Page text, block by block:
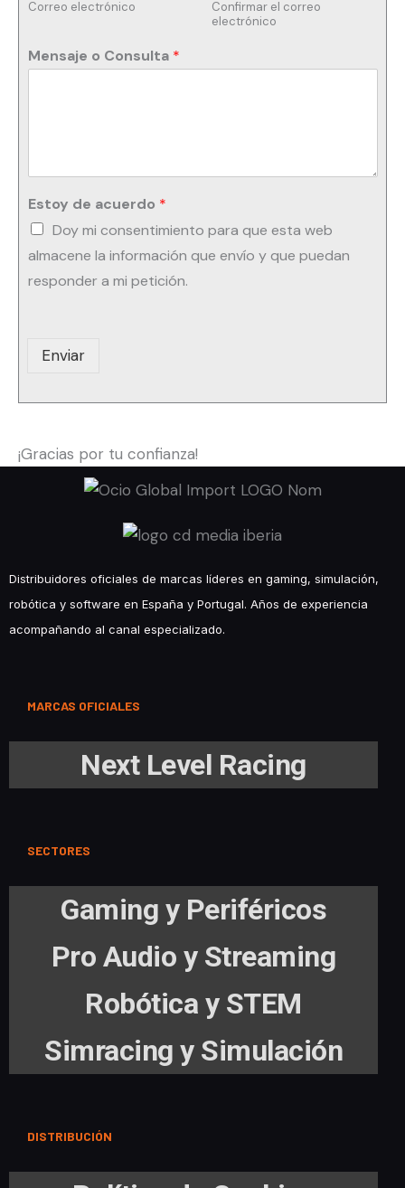
Correo electrónico
Confirmar el correo
electrónico
Mensaje o Consulta *
Estoy de acuerdo *
Doy mi consentimiento para que esta web
almacene la información que envío y que puedan
responder a mi petición.
Enviar
¡Gracias por tu confianza!
Distribuidores oficiales de marcas líderes en gaming, simulación,
robótica y software en España y Portugal. Años de experiencia
acompañando al canal especializado.
MARCAS OFICIALES
Next Level Racing
SECTORES
Gaming y Periféricos
Pro Audio y Streaming
Robótica y STEM
Simracing y Simulación
DISTRIBUCIÓN